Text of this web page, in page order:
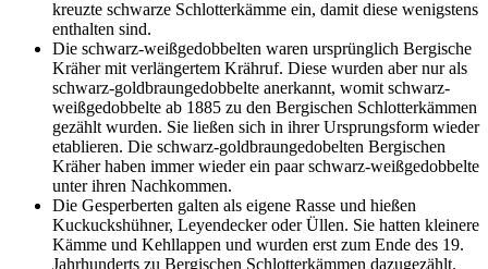
kreuzte schwarze Schlotterkämme ein, damit diese wenigstens
enthalten sind.
Die schwarz-weißgedobbelten waren ursprünglich Bergische
Kräher mit verlängertem Krähruf. Diese wurden aber nur als
schwarz-goldbraungedobbelte anerkannt, womit schwarz-
weißgedobbelte ab 1885 zu den Bergischen Schlotterkämmen
gezählt wurden. Sie ließen sich in ihrer Ursprungsform wieder
etablieren. Die schwarz-goldbraungedobelten Bergischen
Kräher haben immer wieder ein paar schwarz-weißgedobbelte
unter ihren Nachkommen.
Die Gesperberten galten als eigene Rasse und hießen
Kuckuckshühner, Leyendecker oder Üllen. Sie hatten kleinere
Kämme und Kehllappen und wurden erst zum Ende des 19.
Jahrhunderts zu Bergischen Schlotterkämmen dazugezählt.